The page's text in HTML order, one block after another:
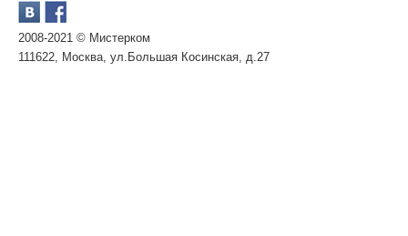
2008-2021 © Мистерком
111622, Москва, ул.Большая Косинская, д.27